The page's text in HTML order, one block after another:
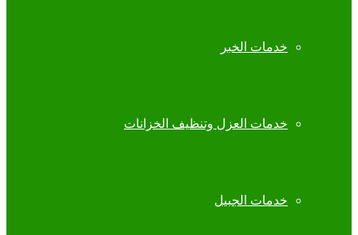
خدمات الخبر
خدمات العزل وتنظيف الخزانات
خدمات الجبيل